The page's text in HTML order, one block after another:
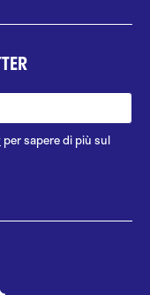
per sapere di più sul